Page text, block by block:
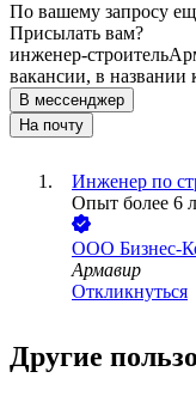
По вашему запросу
Присылать вам?
инженер-строитель
вакансии, в
В мессенджер
На почту
Инженер по
Опыт более 6
ООО Бизнес-
Армавир
Откликнуться
Другие